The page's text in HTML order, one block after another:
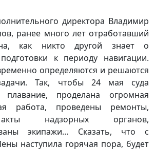
директора Владимир
ранее много лет отработавший
как никто другой знает о
к периоду навигации.
определяются и решаются
Так, чтобы 24 мая суда
проделана огромная
работа, проведены ремонты,
надзорных органов,
экипажи… Сказать, что с
наступила горячая пора, будет